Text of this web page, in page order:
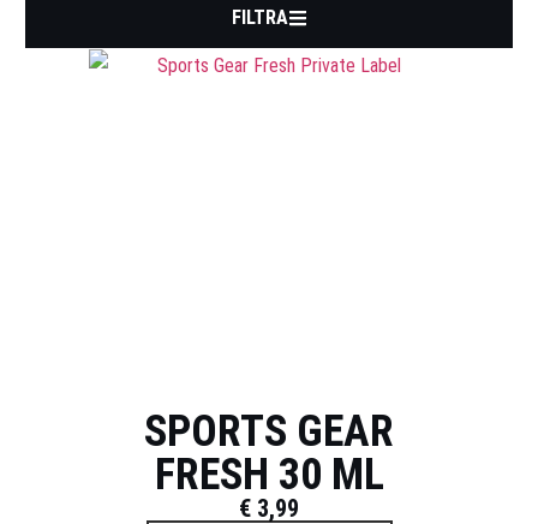
FILTRA
SPORTS GEAR
FRESH 30 ML
€ 3,99